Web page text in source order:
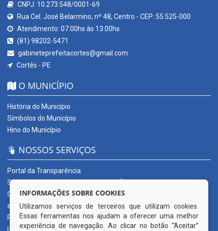
CNPJ: 10.273.548/0001-69
Rua Cel. José Belarmino, nº 48, Centro - CEP: 55.525-000
Atendimento: 07:00hs às 13:00hs
(81) 98202-5471
gabineteprefeitacortes@gmail.com
Cortês - PE
O MUNICÍPIO
História do Município
Símbolos do Município
Hino do Município
NOSSOS SERVIÇOS
Portal da Transparência
SERVIÇOS DIGITAIS: CONECTA CORTÊS
Ouvidoria Municipal
e-SIC
Processos de Licitação
Licitações em andamento
INFORMAÇÕES SOBRE COOKIES
Utilizamos serviços de terceiros que utilizam cookies.
Essas ferramentas nos ajudam a oferecer uma melhor
experiência de navegação. Ao clicar no botão “Aceitar”